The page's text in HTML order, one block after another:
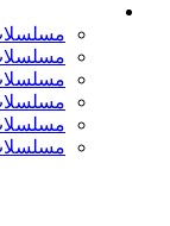
مسلسلات
مسلسلات
مسلسلات
مسلسلات
مسلسلات
مسلسلات